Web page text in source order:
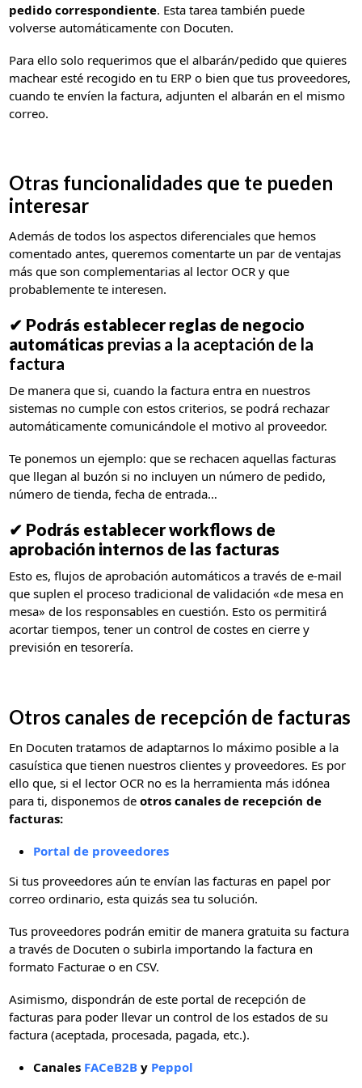
pedido correspondiente. Esta tarea también puede
volverse automáticamente con Docuten.
Para ello solo requerimos que el albarán/pedido que quieres
machear esté recogido en tu ERP o bien que tus proveedores,
cuando te envíen la factura, adjunten el albarán en el mismo
correo.
Otras funcionalidades que te pueden
interesar
Además de todos los aspectos diferenciales que hemos
comentado antes, queremos comentarte un par de ventajas
más que son complementarias al lector OCR y que
probablemente te interesen.
✔ Podrás establecer reglas de negocio
automáticas previas a la aceptación de la
factura
De manera que si, cuando la factura entra en nuestros
sistemas no cumple con estos criterios, se podrá rechazar
automáticamente comunicándole el motivo al proveedor.
Te ponemos un ejemplo: que se rechacen aquellas facturas
que llegan al buzón si no incluyen un número de pedido,
número de tienda, fecha de entrada…
✔ Podrás establecer workflows de
aprobación internos de las facturas
Esto es, flujos de aprobación automáticos a través de e-mail
que suplen el proceso tradicional de validación «de mesa en
mesa» de los responsables en cuestión. Esto os permitirá
acortar tiempos, tener un control de costes en cierre y
previsión en tesorería.
Otros canales de recepción de facturas
En Docuten tratamos de adaptarnos lo máximo posible a la
casuística que tienen nuestros clientes y proveedores. Es por
ello que, si el lector OCR no es la herramienta más idónea
para ti, disponemos deotros canales de recepción de
facturas:
Portal de proveedores
Si tus proveedores aún te envían las facturas en papel por
correo ordinario, esta quizás sea tu solución.
Tus proveedores podrán emitir de manera gratuita su factura
a través de Docuten o subirla importando la factura en
formato Facturae o en CSV.
Asimismo, dispondrán de este portal de recepción de
facturas para poder llevar un control de los estados de su
factura (aceptada, procesada, pagada, etc.).
Canales FACeB2By Peppol